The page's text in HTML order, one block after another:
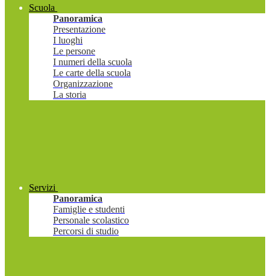
Scuola
Panoramica
Presentazione
I luoghi
Le persone
I numeri della scuola
Le carte della scuola
Organizzazione
La storia
Servizi
Panoramica
Famiglie e studenti
Personale scolastico
Percorsi di studio